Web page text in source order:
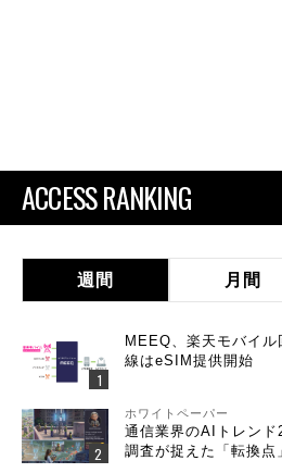
ACCESS RANKING
週間 月間
MEEQ、楽天モバイ
線はeSIM提供開始
ホワイトペーパー
通信業界のAIトレン
調査が捉えた「転換点